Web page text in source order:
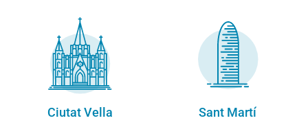
Ciutat Vella Sant Martí